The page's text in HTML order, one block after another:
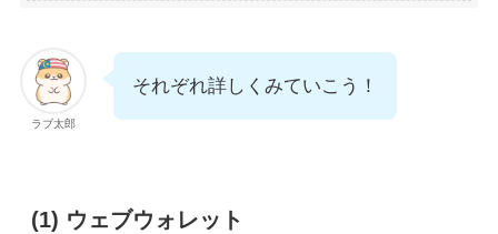
ラブ太郎
それぞれ詳しくみていこう！
(1) ウェブウォレット